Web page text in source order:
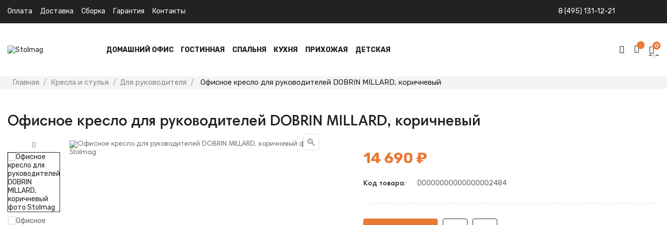
Оплата Доставка Сборка Гарантия Контакты 8 (495) 131-12-21
ДОМАШНИЙ ОФИС ГОСТИННАЯ СПАЛЬНЯ КУХНЯ ПРИХОЖАЯ ДЕТСКАЯ
0
Главная Кресла и стулья Для руководителя Офисное кресло для руководителей DOBRIN MILLARD, коричневый
Офисное кресло для руководителей DOBRIN MILLARD, коричневый

14 690 ₽
Код товара: D0000000000000002484